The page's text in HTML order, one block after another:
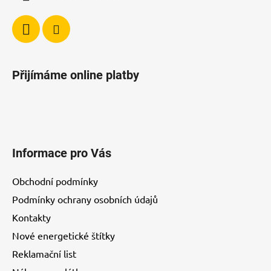
Přijímáme online platby
Informace pro Vás
Obchodní podmínky
Podmínky ochrany osobních údajů
Kontakty
Nové energetické štítky
Reklamační list